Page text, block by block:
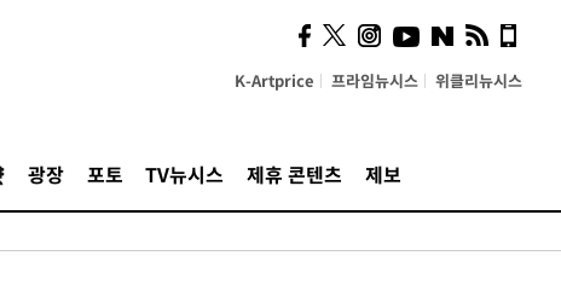
K-Artprice 프라임뉴시스 위클리뉴시스
광장 포토 TV뉴시스 제휴 콘텐츠 제보
사이 해답 찾았죠"…알을
깨고 나온 '초자아'